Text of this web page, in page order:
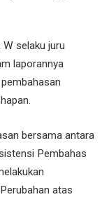
selaku juru
laporannya
bersama antara
Pembahas
atas